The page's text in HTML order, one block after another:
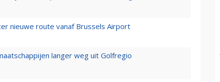
nieuwe route vanaf Brussels Airport
langer weg uit Golfregio